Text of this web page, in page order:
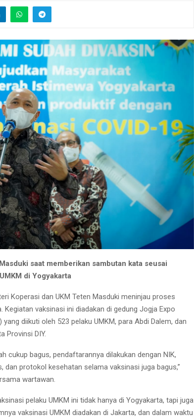
saat memberikan sambutan kata seusai
di Yogyakarta
Koperasi dan UKM Teten Masduki meninjau proses
Kegiatan vaksinasi ini diadakan di gedung Jogja Expo
diikuti oleh 523 pelaku UMKM, para Abdi Dalem, dan
Provinsi DIY.
cukup bagus, pendaftarannya dilakukan dengan NIK,
dan protokol kesehatan selama vaksinasi juga bagus,”
wartawan.
pelaku UMKM ini tidak hanya di Yogyakarta, tapi juga
vaksinasi UMKM diadakan di Jakarta, dan dalam waktu